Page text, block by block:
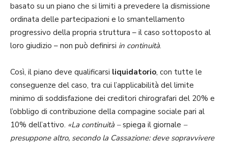
basato su un piano che si limiti a prevedere la dismissione
ordinata delle partecipazioni e lo smantellamento
progressivo della propria struttura – il caso sottoposto al
loro giudizio – non può definirsi in continuità.
Così, il piano deve qualificarsi liquidatorio, con tutte le
conseguenze del caso, tra cui l’applicabilità del limite
minimo di soddisfazione dei creditori chirografari del 20% e
l’obbligo di contribuzione della compagine sociale pari al
10% dell’attivo. «La continuità –spiega il giornale –
presuppone altro, secondo la Cassazione: deve sopravvivere